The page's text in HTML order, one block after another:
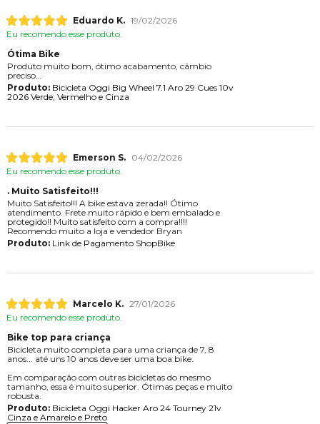
Eduardo K. 19/02/2026
Eu recomendo esse produto.
Ótima Bike
Produto muito bom, ótimo acabamento, câmbio
preciso
Produto:Bicicleta Oggi Big Wheel 7.1 Aro 29 Cues 10v
2026 Verde, Vermelho e Cinza
Emerson S.
04/02/2026
Eu recomendo esse produto.
. Muito Satisfeito!!!
Muito Satisfeito!!! A bike estava zerada!! Ótimo
atendimento. Frete muito rápido e bem embalado e
protegido!! Muito satisfeito com a compra!!!!
Recomendo muito a loja e vendedor Bryan
Produto:Link de Pagamento ShopBike
Marcelo K. 27/01/2026
Eu recomendo esse produto.
Bike top para criança
Bicicleta muito completa para uma criança de 7, 8
anos... até uns 10 anos deve ser uma boa bike.
Em comparação com outras bicicletas do mesmo
tamanho, essa é muito superior. Ótimas peças e muito
robusta.
Produto:Bicicleta Oggi Hacker Aro 24 Tourney 21v
Cinza e Amarelo e Preto